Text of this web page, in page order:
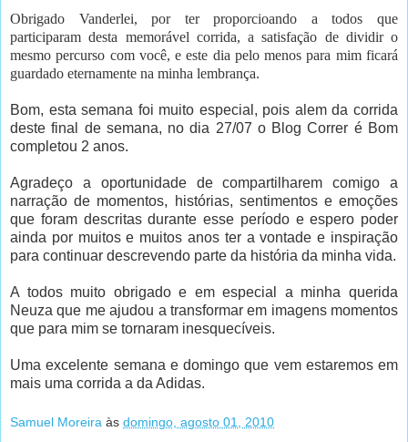
Obrigado Vanderlei, por ter proporcioando a todos que
participaram desta memorável corrida, a satisfação de dividir o
mesmo percurso com você, e este dia pelo menos para mim ficará
guardado eternamente na minha lembrança.
Bom, esta semana foi muito especial, pois alem da corrida
deste final de semana, no dia 27/07 o Blog Correr é Bom
completou 2 anos.
Agradeço a oportunidade de compartilharem comigo a
narração de momentos, histórias, sentimentos e emoções
que foram descritas durante esse período e espero poder
ainda por muitos e muitos anos ter a vontade e inspiração
para continuar descrevendo parte da história da minha vida.
A todos muito obrigado e em especial a minha querida
Neuza que me ajudou a transformar em imagens momentos
que para mim se tornaram inesquecíveis.
Uma excelente semana e domingo que vem estaremos em
mais uma corrida a da Adidas.
Samuel Moreira às domingo, agosto 01, 2010